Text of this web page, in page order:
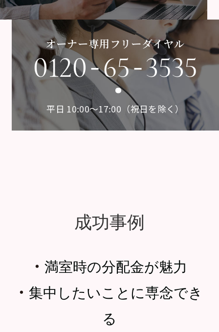
オーナー専用フリーダイヤル
0120-65-3535
平日 10:00〜17:00（祝日を除く）
成功事例
・ 満室時の分配金が魅力
・ 集中したいことに専念でき
る